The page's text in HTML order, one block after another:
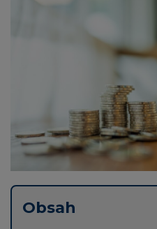
Obsah